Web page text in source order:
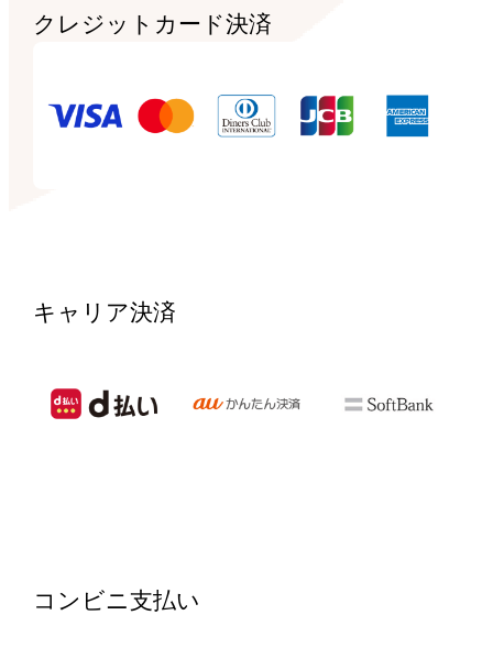
クレジットカード決済
キャリア決済
コンビニ支払い